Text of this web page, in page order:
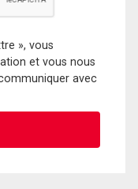
», vous
et vous nous
avec